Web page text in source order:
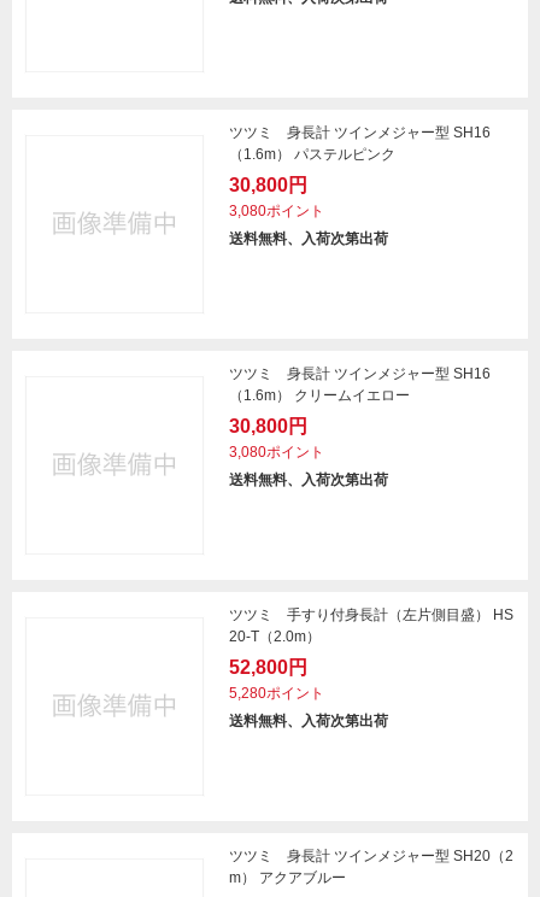
ツツミ 身長計 ツインメジャー型 SH16
（1.6m） パステルピンク
30,800円
3,080ポイント
送料無料、入荷次第出荷
ツツミ 身長計 ツインメジャー型 SH16
（1.6m） クリームイエロー
30,800円
3,080ポイント
送料無料、入荷次第出荷
ツツミ 手すり付身長計（左片側目盛） HS
20-T（2.0m）
52,800円
5,280ポイント
送料無料、入荷次第出荷
ツツミ 身長計 ツインメジャー型 SH20（2
m） アクアブルー